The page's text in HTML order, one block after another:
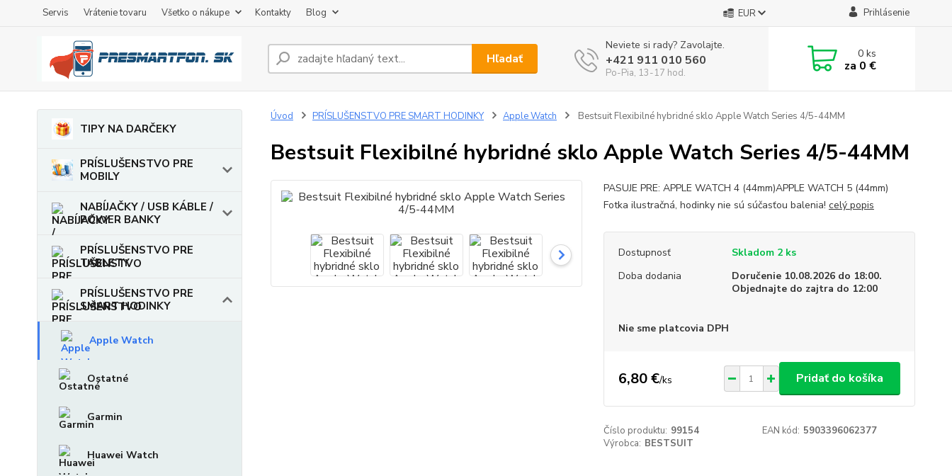
Servis Vrátenie tovaru Všetko o nákupe Kontakty Blog EUR Prihlásenie
Hľadať
Neviete si rady? Zavolajte.
+421 911 010 560
Po-Pia, 13-17 hod.
0ks
za 0 €
TIPY NA DARČEKY
PRÍSLUŠENSTVO PRE
MOBILY
NABÍJAČKY / USB KÁBLE /
POWER BANKY
PRÍSLUŠENSTVO PRE
TABLETY
PRÍSLUŠENSTVO PRE
SMART HODINKY
Apple Watch
Ostatné
Garmin
Huawei Watch
Úvod PRÍSLUŠENSTVO PRE SMART HODINKY Apple Watch Bestsuit Flexibilné hybridné sklo Apple Watch Series 4/5-44MM
Bestsuit Flexibilné hybridné sklo Apple Watch Series 4/5-44MM
PASUJE PRE: APPLE WATCH 4 (44mm)APPLE WATCH 5 (44mm)
Fotka ilustračná, hodinky nie sú súčasťou balenia! celý popis
Dostupnosť
Skladom 2 ks
Doba dodania
Doručenie 10.08.2026 do 18:00.
Objednajte do zajtra do 12:00
Nie sme platcovia DPH
6,80 €/ks Pridať do košíka
Číslo produktu: 99154 EAN kód: 5903396062377
Výrobca: BESTSUIT